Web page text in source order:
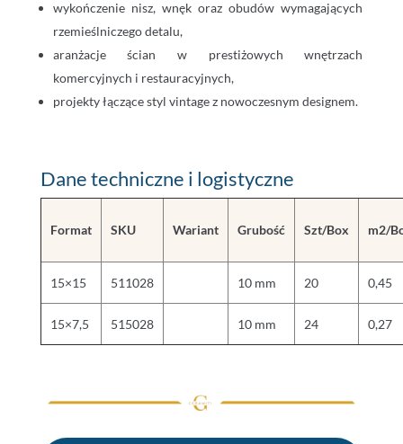
wykończenie nisz, wnęk oraz obudów wymagających
rzemieślniczego detalu,
aranżacje ścian w prestiżowych wnętrzach
komercyjnych i restauracyjnych,
projekty łączące styl vintage z nowoczesnym designem.
Dane techniczne i logistyczne
Format SKU Wariant Grubość Szt/Box m2/
15×15 511028 10 mm 20 0,45
15×7,5 515028 10 mm 24 0,27